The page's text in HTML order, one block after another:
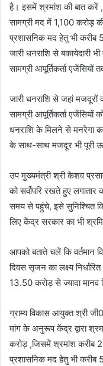
है। इसमें श्रमांश की बात करें
सामग्री मद में 1,100 करोड़
प्रशासनिक मद हेतु भी करीब
जारी धनराशि से बकायेदारी
सामग्री आपूर्तिकर्ता एजेंसियों
जारी धनराशि से जहां मजदूरों
सामग्री आपूर्तिकर्ता
धनराशि के मिलने से मनरेगा
के साथ-साथ मजदूर भी पूरी
उप मुख्यमंत्री श्री केशव
को सर्वोपरि रखते हुए
समय से पहुंचे, इसे सुनिश्चित
लिए केंद्र सरकार का भी
आपको बताते चलें कि वर्तमान
दिवस सृजन का लक्ष्य
13.50 करोड़ से ज्यादा
ग्राम्य विकास आयुक्त श्री
मांग के अनुरूप केंद्र द्वारा
करोड़ ,जिसमें श्रमांश करीब
प्रशासनिक मद हेतु भी करीब